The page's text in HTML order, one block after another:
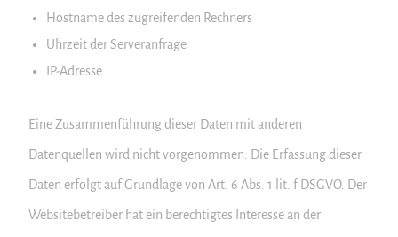
Hostname des zugreifenden Rechners
Uhrzeit der Serveranfrage
IP-Adresse
Eine Zusammenführung dieser Daten mit anderen
Datenquellen wird nicht vorgenommen. Die Erfassung dieser
Daten erfolgt auf Grundlage von Art. 6 Abs. 1 lit. f DSGVO. Der
Websitebetreiber hat ein berechtigtes Interesse an der